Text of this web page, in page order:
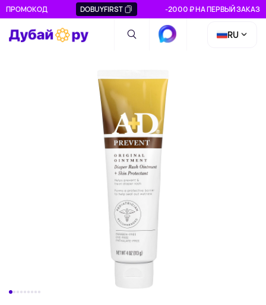
ПРОМОКОД DOBUYFIRST -2000 ₽ НА ПЕРВЫЙ ЗАКАЗ
RU